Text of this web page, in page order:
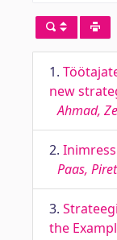
1.
new
Ahmad,
2.
Paas, Piret
3.
the